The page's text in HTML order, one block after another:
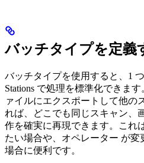
バッチタイプを定義
バッチタイプを使用すると、1
Stations で処理を標準化できま
ァイルにエクスポートして他の
れば、どこでも同じスキャン、
作を確実に再現できます。これ
たい場合や、オペレーター が
場合に便利です。